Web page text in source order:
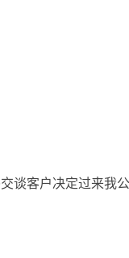
谈客户决定过来我